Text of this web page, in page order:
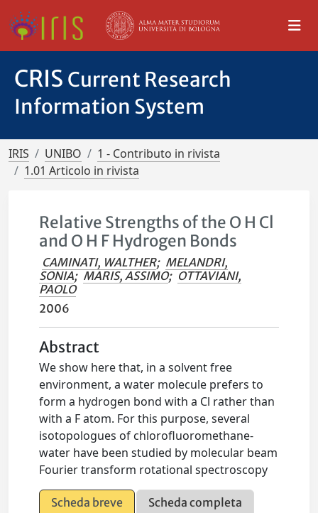
CRIS Current Research
Information System
IRIS UNIBO
1 - Contributo in rivista
1.01 Articolo in rivista
Relative Strengths of the O H Cl
and O H F Hydrogen Bonds
CAMINATI, WALTHER; MELANDRI,
SONIA; MARIS, ASSIMO; OTTAVIANI,
PAOLO
2006
Abstract
We show here that, in a solvent free
environment, a water molecule prefers to
form a hydrogen bond with a Cl rather than
with a F atom. For this purpose, several
isotopologues of chlorofluoromethane-
water have been studied by molecular beam
Fourier transform rotational spectroscopy
Scheda breve
Scheda completa